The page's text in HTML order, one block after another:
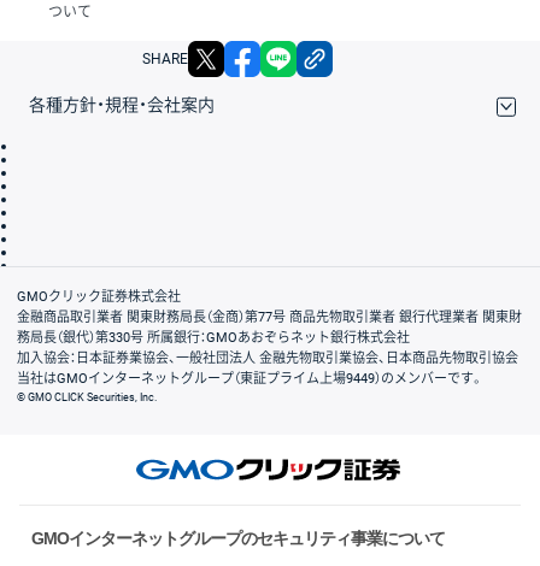
ついて
SHARE X facebook
各種方針・規程・会社案内
会社案内
GMOクリック証券株式会社
金融商品取引業者 関東財務局長（金商）第77号 商品先物取引業者 銀行代理業者 関東財
務局長（銀代）第330号 所属銀行：GMOあおぞらネット銀行株式会社
加入協会：日本証券業協会、一般社団法人 金融先物取引業協会、日本商品先物取引協会
当社はGMOインターネットグループ（東証プライム上場9449）のメンバーです。
© GMO CLICK Securities, Inc.
GMOインターネットグループのセキュリティ事業について